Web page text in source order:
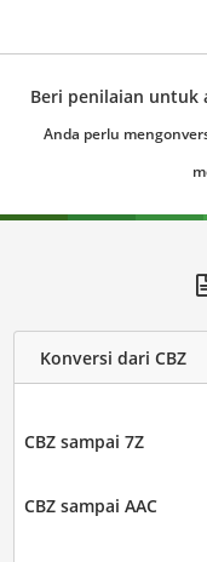
Beri penilaian untuk
Anda perlu
Konversi dari CBZ
CBZ sampai 7Z
CBZ sampai AAC